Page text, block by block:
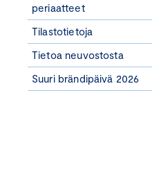
periaatteet
Tilastotietoja
Tietoa neuvostosta
Suuri brändipäivä 2026